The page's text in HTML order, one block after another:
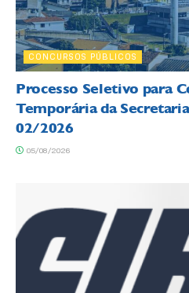
CONCURSOS PÚBLICOS
Processo Seletivo para
Temporária da
02/2026
05/08/2026